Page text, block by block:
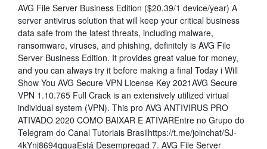
AVG File Server Business Edition ($20.39/1 device/year) A
server antivirus solution that will keep your critical business
data safe from the latest threats, including malware,
ransomware, viruses, and phishing, definitely is AVG File
Server Business Edition. It provides great value for money,
and you can always try it before making a final Today i Will
Show You AVG Secure VPN License Key 2021AVG Secure
VPN 1.10.765 Full Crack is an extensively utilized virtual
individual system (VPN). This pro AVG ANTIVIRUS PRO
ATIVADO 2020 COMO BAIXAR E ATIVAREntre no Grupo do
Telegram do Canal Tutoriais Brasilhttps://t.me/joinchat/SJ-
4kYnj8694qguaEstá Desempregad 7. AVG File Server